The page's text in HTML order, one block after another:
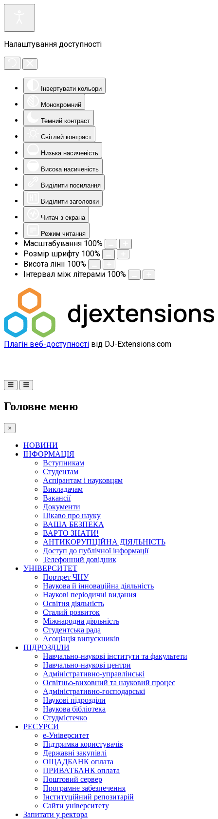
Налаштування доступності
Інвертувати кольори
Монохромний
Темний контраст
Світлий контраст
Низька насиченість
Висока насиченість
Виділити посилання
Виділити заголовки
Читач з екрана
Режим читання
Масштабування 100%
Розмір шрифту 100%
Висота лінії 100%
Інтервал між літерами 100%
Плагін веб-доступності від DJ-Extensions.com
Головне меню
×
НОВИНИ
ІНФОРМАЦІЯ
Вступникам
Студентам
Аспірантам і науковцям
Викладачам
Вакансії
Документи
Цікаво про науку
ВАША БЕЗПЕКА
ВАРТО ЗНАТИ!
АНТИКОРУПЦІЙНА ДІЯЛЬНІСТЬ
Доступ до публічної інформації
Телефонний довідник
УНІВЕРСИТЕТ
Портрет ЧНУ
Наукова й інноваційна діяльність
Наукові періодичні видання
Освітня діяльність
Сталий розвиток
Міжнародна діяльність
Студентська рада
Асоціація випускників
ПІДРОЗДІЛИ
Навчально-наукові інститути та факультети
Навчально-наукові центри
Адміністративно-управлінські
Освітньо-виховний та науковий процес
Адміністративно-господарські
Наукові підрозділи
Наукова бібліотека
Студмістечко
РЕСУРСИ
е-Університет
Підтримка користувачів
Державні закупівлі
ОЩАДБАНК оплата
ПРИВАТБАНК оплата
Поштовий сервер
Програмне забезпечення
Інституційний репозитарій
Сайти університету
Запитати у ректора